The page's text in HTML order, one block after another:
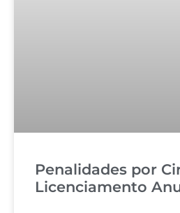
Penalidades por
Licenciamento